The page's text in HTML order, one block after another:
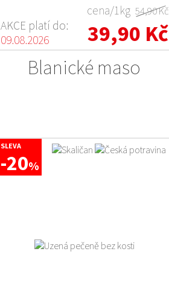
cena/1kg 54,90 Kč
AKCE platí do:
09.08.2026
39,90 Kč
Blanické maso
SLEVA
-20%